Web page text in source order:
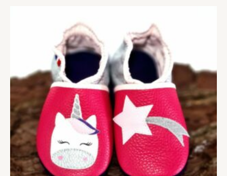
prix :
35,00 €
à
44,00 €